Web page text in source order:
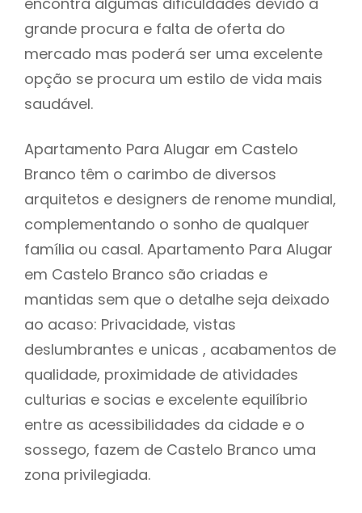
grande procura e falta de oferta do
mercado mas poderá ser uma excelente
opção se procura um estilo de vida mais
saudável.
Apartamento Para Alugar em Castelo
Branco têm o carimbo de diversos
arquitetos e designers de renome mundial,
complementando o sonho de qualquer
família ou casal. Apartamento Para Alugar
em Castelo Branco são criadas e
mantidas sem que o detalhe seja deixado
ao acaso: Privacidade, vistas
deslumbrantes e unicas , acabamentos de
qualidade, proximidade de atividades
culturias e socias e excelente equilíbrio
entre as acessibilidades da cidade e o
sossego, fazem de Castelo Branco uma
zona privilegiada.